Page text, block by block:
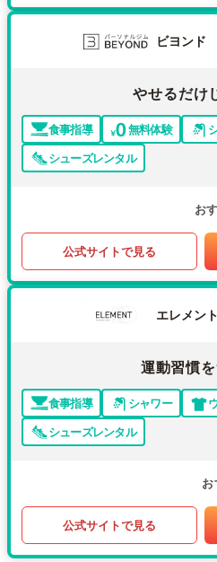
ビヨンド
やせるだけ
食事指導 無料体験
シューズレンタル
お
公式サイトで見る
エレメント
運動習慣
食事指導 シャワー
シューズレンタル
お
公式サイトで見る